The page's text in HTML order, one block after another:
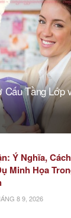
Cấu Tầng Lớp
Ý Nghĩa,
Minh Họa
8 9, 2026